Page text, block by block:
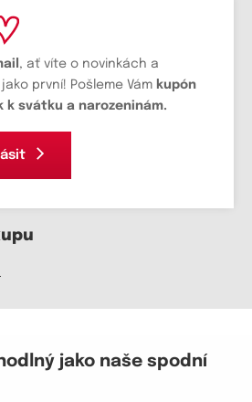
jako naše spodní
, ať víte o novinkách a
první! Pošleme Vám kupón
k svátku a narozeninám.